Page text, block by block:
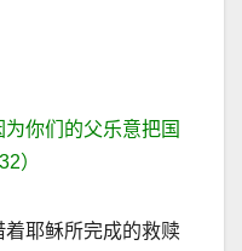
为你们的父乐意把国
）
耶稣所完成的救赎